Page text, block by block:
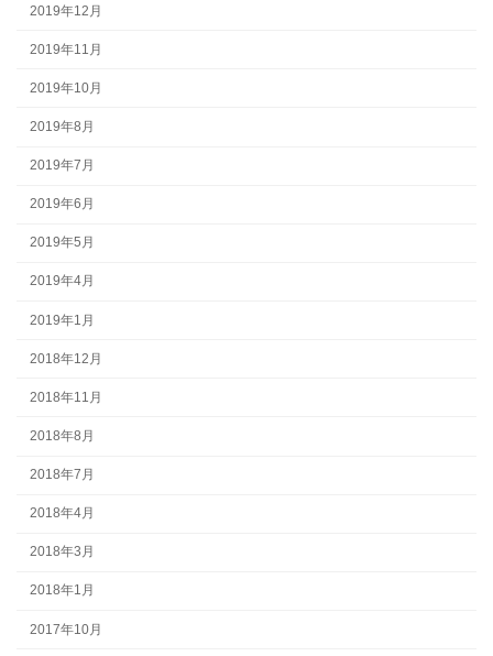
2019年12月
2019年11月
2019年10月
2019年8月
2019年7月
2019年6月
2019年5月
2019年4月
2019年1月
2018年12月
2018年11月
2018年8月
2018年7月
2018年4月
2018年3月
2018年1月
2017年10月